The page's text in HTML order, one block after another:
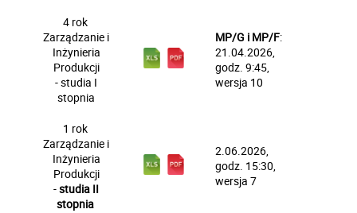
4 rok
Zarządzanie i
Inżynieria
Produkcji
- studia I
stopnia
MP/G i MP/F:
21 .04.2026,
godz. 9:45,
wersja 10
1 rok
Zarządzanie i
Inżynieria
Produkcji
-studia II
stopnia
2.06.2026,
godz. 15:30,
wersja 7